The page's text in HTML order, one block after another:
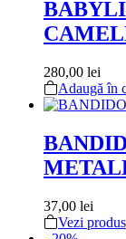
280,00 lei
Adaugă în
37,00 lei
Vezi produs